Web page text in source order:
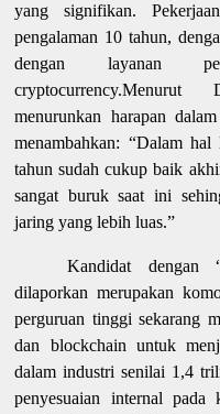
yang signifikan.
pengalaman 10 tahun,
dengan layanan
cryptocurrency.Menurut
menurunkan harapan
menambahkan: “Dalam hal
tahun sudah cukup baik
sangat buruk saat ini
jaring yang lebih luas.”
Kandidat dengan
dilaporkan merupakan
perguruan tinggi sekarang
dan blockchain untuk
dalam industri senilai 1,4
penyesuaian internal pada